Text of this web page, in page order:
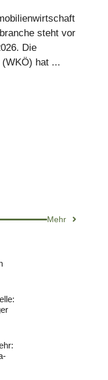
steht vor
Die
hat ...
Mehr